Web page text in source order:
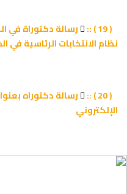
رسالة دكتوراة في
نظام الانتخابات الرئاسية في
رسالة دكتوراه بعنوان
الإلكتروني